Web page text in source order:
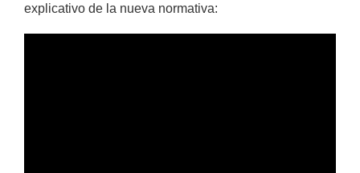
explicativo de la nueva normativa: